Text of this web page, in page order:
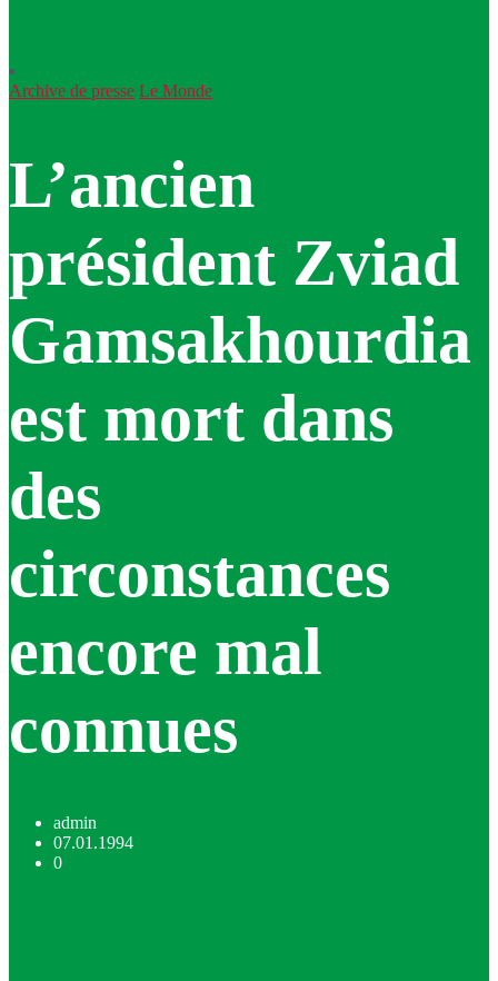
Archive de presse Le Monde
L’ancien
président Zviad
Gamsakhourdia
est mort dans
des
circonstances
encore mal
connues
admin
07.01.1994
0